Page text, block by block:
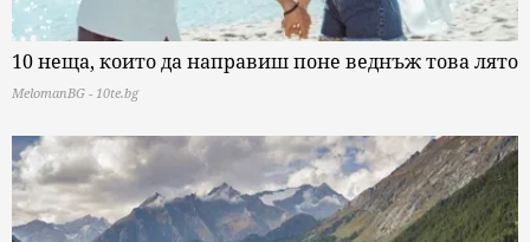
10 неща, които да направиш поне веднъж това лято
MelomanBG - 10te.bg